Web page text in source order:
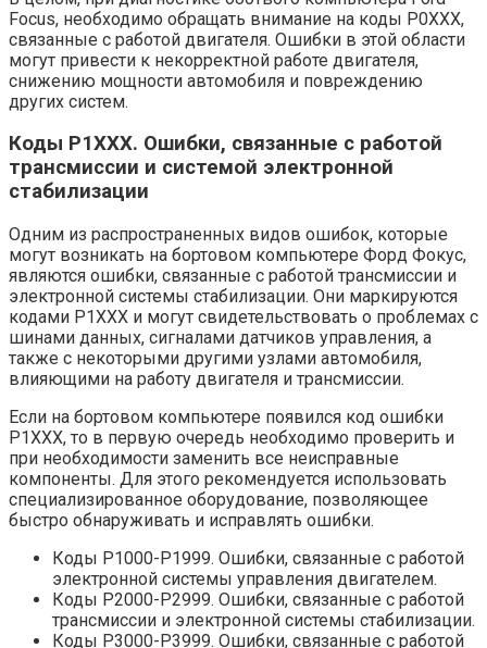
Focus, необходимо обращать внимание на коды P0XXX,
связанные с работой двигателя. Ошибки в этой области
могут привести к некорректной работе двигателя,
снижению мощности автомобиля и повреждению
других систем.
Коды P1XXX. Ошибки, связанные с работой
трансмиссии и системой электронной
стабилизации
Одним из распространенных видов ошибок, которые
могут возникать на бортовом компьютере Форд Фокус,
являются ошибки, связанные с работой трансмиссии и
электронной системы стабилизации. Они маркируются
кодами P1XXX и могут свидетельствовать о проблемах с
шинами данных, сигналами датчиков управления, а
также с некоторыми другими узлами автомобиля,
влияющими на работу двигателя и трансмиссии.
Если на бортовом компьютере появился код ошибки
Р1ХХХ, то в первую очередь необходимо проверить и
при необходимости заменить все неисправные
компоненты. Для этого рекомендуется использовать
специализированное оборудование, позволяющее
быстро обнаруживать и исправлять ошибки.
Коды P1000-P1999. Ошибки, связанные с работой
электронной системы управления двигателем.
Коды P2000-P2999. Ошибки, связанные с работой
трансмиссии и электронной системы стабилизации.
Коды P3000-P3999. Ошибки, связанные с работой